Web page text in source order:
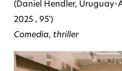
(Daniel Hendler, Uruguay-
2025 , 95′)
Comedia, thriller